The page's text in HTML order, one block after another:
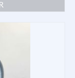
actuel